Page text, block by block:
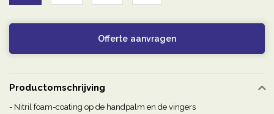
Offerte aanvragen
Productomschrijving
- Nitril foam-coating op de handpalm en de vingers